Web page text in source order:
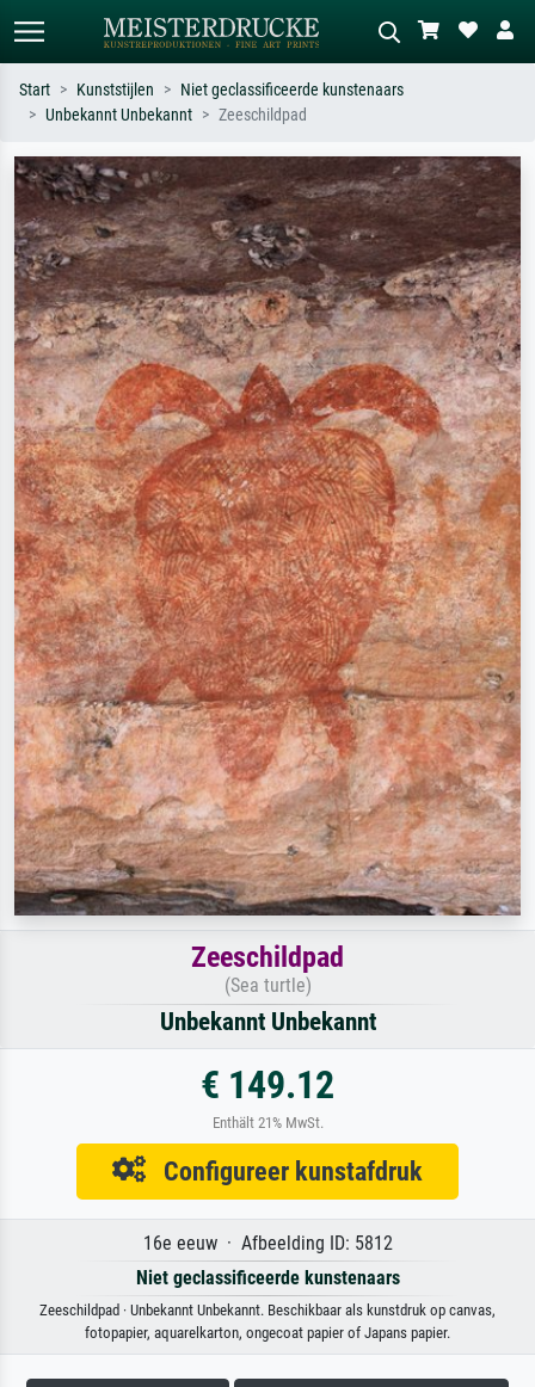
Zoek op kunstenaar, titel of stijl – bijv.
Monet, Sterrennacht, impressionisme,
Hokusai-golf, naakt.
Beschrijf de scène – bijv. groene
weide, abstract met veel rood, donker
olieverfschilderij, staand naakt naast
een boom.
Start Kunststijlen
Niet geclassificeerde kunstenaars
Unbekannt Unbekannt
Zeeschildpad
Zeeschildpad
(Sea turtle)
Unbekannt Unbekannt
€ 149.12
Enthält 21% MwSt.
Configureer kunstafdruk
16e eeuw · Afbeelding ID: 5812
Niet geclassificeerde kunstenaars
Zeeschildpad · Unbekannt Unbekannt. Beschikbaar als kunstdruk op canvas,
fotopapier, aquarelkarton, ongecoat papier of Japans papier.